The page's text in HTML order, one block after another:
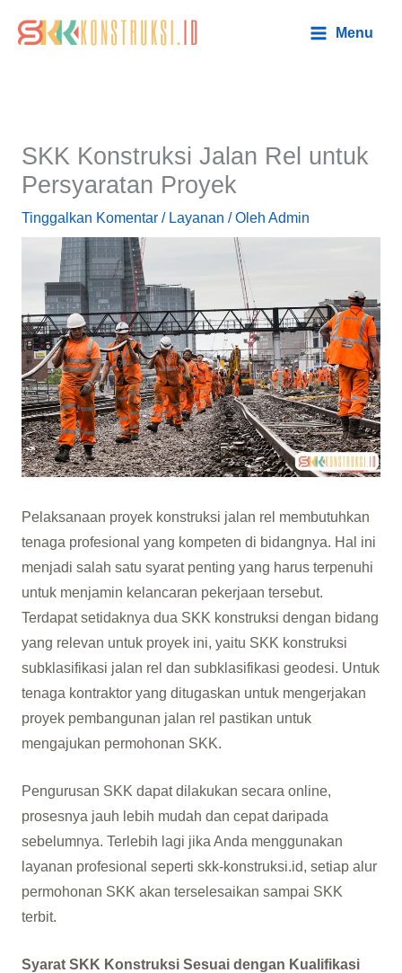
Menu
SKK Konstruksi Jalan Rel untuk
Persyaratan Proyek
Tinggalkan Komentar / Layanan / Oleh Admin
Pelaksanaan proyek konstruksi jalan rel membutuhkan
tenaga profesional yang kompeten di bidangnya. Hal ini
menjadi salah satu syarat penting yang harus terpenuhi
untuk menjamin kelancaran pekerjaan tersebut.
Terdapat setidaknya dua SKK konstruksi dengan bidang
yang relevan untuk proyek ini, yaitu SKK konstruksi
subklasifikasi jalan rel dan subklasifikasi geodesi. Untuk
tenaga kontraktor yang ditugaskan untuk mengerjakan
proyek pembangunan jalan rel pastikan untuk
mengajukan permohonan SKK.
Pengurusan SKK dapat dilakukan secara online,
prosesnya jauh lebih mudah dan cepat daripada
sebelumnya. Terlebih lagi jika Anda menggunakan
layanan profesional seperti skk-konstruksi.id, setiap alur
permohonan SKK akan terselesaikan sampai SKK
terbit.
Syarat SKK Konstruksi Sesuai dengan Kualifikasi